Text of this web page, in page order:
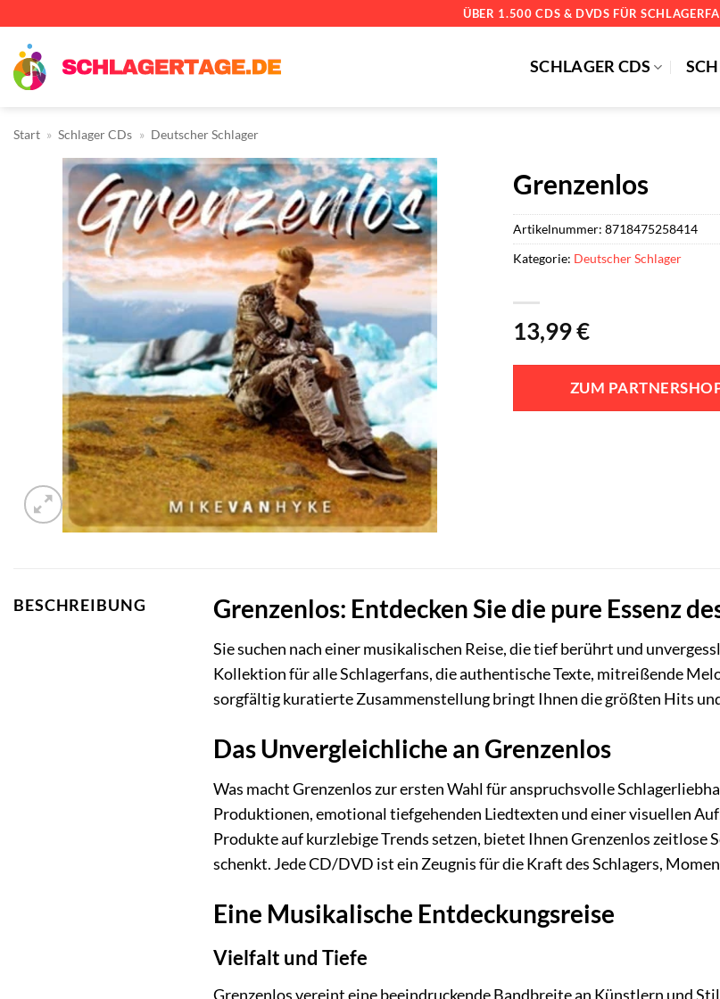
springen
ÜBER 1.500 CDS & DVDS FÜR
SCHLAGER CDS
Start » Schlager CDs » Deutscher Schlager
Grenzenlos
13,99€
ZUM
Artikelnummer: 8718475258414
Kategorie: Deutscher Schlager
BESCHREIBUNG Grenzenlos: Entdecken Sie die pure Essenz
Sie suchen nach einer musikalischen Reise, die tief berührt und
Kollektion für alle Schlagerfans, die authentische Texte, mitreißende
sorgfältig kuratierte Zusammenstellung bringt Ihnen die größten Hits
Das Unvergleichliche an Grenzenlos
Was macht Grenzenlos zur ersten Wahl für anspruchsvolle
Produktionen, emotional tiefgehenden Liedtexten und einer visuellen
Produkte auf kurzlebige Trends setzen, bietet Ihnen Grenzenlos
schenkt. Jede CD/DVD ist ein Zeugnis für die Kraft des Schlagers,
Eine Musikalische Entdeckungsreise
Vielfalt und Tiefe